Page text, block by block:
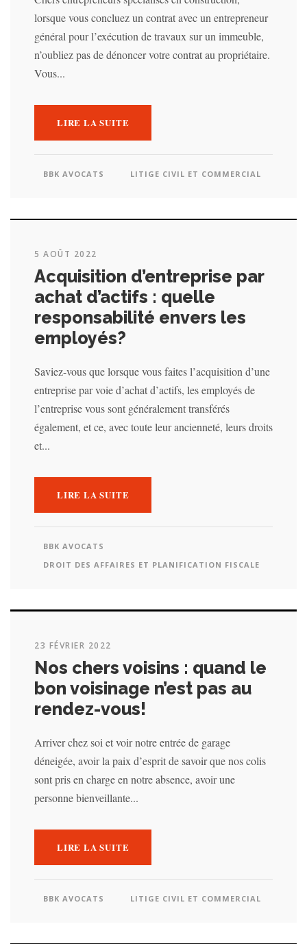
lorsque vous concluez un contrat avec un entrepreneur
général pour l’exécution de travaux sur un immeuble,
n’oubliez pas de dénoncer votre contrat au propriétaire.
Vous...
LIRE LA SUITE
BBK AVOCATS LITIGE CIVIL ET COMMERCIAL
5 AOÛT 2022
Acquisition d’entreprise par
achat d’actifs : quelle
responsabilité envers les
employés?
Saviez-vous que lorsque vous faites l’acquisition d’une
entreprise par voie d’achat d’actifs, les employés de
l’entreprise vous sont généralement transférés
également, et ce, avec toute leur ancienneté, leurs droits
et...
LIRE LA SUITE
BBK AVOCATS
DROIT DES AFFAIRES ET PLANIFICATION FISCALE
23 FÉVRIER 2022
Nos chers voisins : quand le
bon voisinage n’est pas au
rendez-vous!
Arriver chez soi et voir notre entrée de garage
déneigée, avoir la paix d’esprit de savoir que nos colis
sont pris en charge en notre absence, avoir une
personne bienveillante...
LIRE LA SUITE
BBK AVOCATS LITIGE CIVIL ET COMMERCIAL